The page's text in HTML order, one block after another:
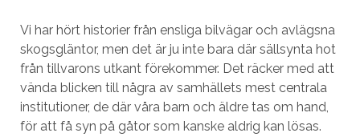
Vi har hört historier från ensliga bilvägar och avlägsna
skogsgläntor, men det är ju inte bara där sällsynta hot
från tillvarons utkant förekommer. Det räcker med att
vända blicken till några av samhällets mest centrala
institutioner, de där våra barn och äldre tas om hand,
för att få syn på gåtor som kanske aldrig kan lösas.